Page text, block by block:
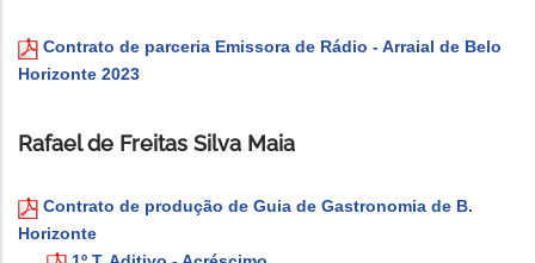
Contrato de parceria Emissora de Rádio - Arraial de Belo
Horizonte 2023
Rafael de Freitas Silva Maia
Contrato de produção de Guia de Gastronomia de B.
Horizonte